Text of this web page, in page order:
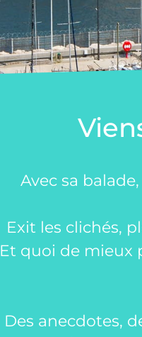
Avec sa
Exit les clichés,
Et quoi de mieux
Des anecdotes,